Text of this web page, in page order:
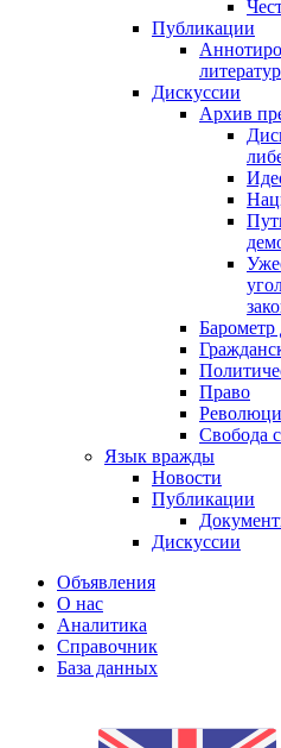
Публикации
Дискуссии
Архив
Барометр
Право
Свобода
Язык вражды
Новости
Публикации
Дискуссии
Объявления
О нас
Аналитика
Справочник
База данных